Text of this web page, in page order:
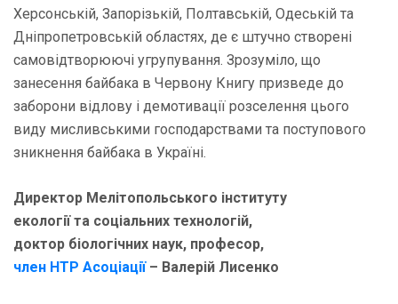
Херсонській, Запорізькій, Полтавській, Одеській та
Дніпропетровській областях, де є штучно створені
самовідтворюючі угрупування. Зрозуміло, що
занесення байбака в Червону Книгу призведе до
заборони відлову і демотивації розселення цього
виду мисливськими господарствами та поступового
зникнення байбака в Україні.
Директор Мелітопольського інституту
екології та соціальних технологій,
доктор біологічних наук, професор,
член НТР Асоціації – Валерій Лисенко